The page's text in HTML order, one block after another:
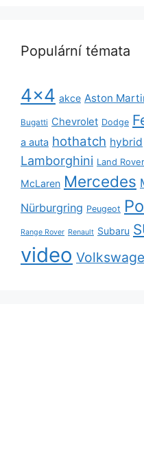
Populární témata
4x4 akce Aston
Bugatti Chevrolet Dodge
a auta hothatch hybrid
Lamborghini Land Rover
McLaren Mercedes
Nürburgring Peugeot
Range Rover Renault Subaru
video